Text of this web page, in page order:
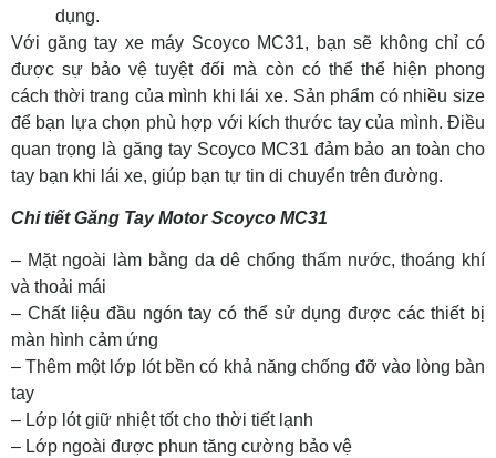
dụng.
Với găng tay xe máy Scoyco MC31, bạn sẽ không chỉ có
được sự bảo vệ tuyệt đối mà còn có thể thể hiện phong
cách thời trang của mình khi lái xe. Sản phẩm có nhiều size
để bạn lựa chọn phù hợp với kích thước tay của mình. Điều
quan trọng là găng tay Scoyco MC31 đảm bảo an toàn cho
tay bạn khi lái xe, giúp bạn tự tin di chuyển trên đường.
Chi tiết Găng Tay Motor Scoyco MC31
– Mặt ngoài làm bằng da dê chống thấm nước, thoáng khí
và thoải mái
– Chất liệu đầu ngón tay có thể sử dụng được các thiết bị
màn hình cảm ứng
– Thêm một lớp lót bền có khả năng chống đỡ vào lòng bàn
tay
– Lớp lót giữ nhiệt tốt cho thời tiết lạnh
– Lớp ngoài được phun tăng cường bảo vệ